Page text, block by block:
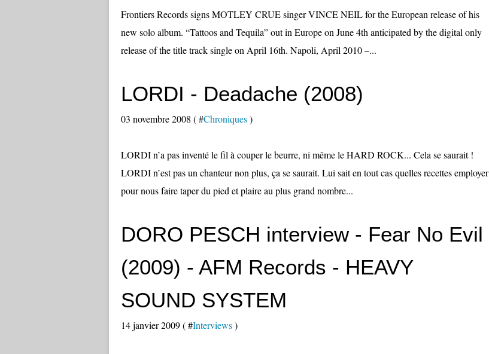
Frontiers Records signs MOTLEY CRUE singer VINCE NEIL for the European release of his
new solo album. “Tattoos and Tequila” out in Europe on June 4th anticipated by the digital only
release of the title track single on April 16th. Napoli, April 2010 –...
LORDI - Deadache (2008)
03 novembre 2008 ( #Chroniques)
LORDI n’a pas inventé le fil à couper le beurre, ni même le HARD ROCK... Cela se saurait !
LORDI n’est pas un chanteur non plus, ça se saurait. Lui sait en tout cas quelles recettes employer
pour nous faire taper du pied et plaire au plus grand nombre...
DORO PESCH interview - Fear No Evil
(2009) - AFM Records - HEAVY
SOUND SYSTEM
14 janvier 2009 ( #Interviews)